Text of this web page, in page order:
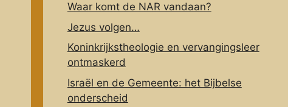
Waar komt de NAR vandaan?
Jezus volgen…
Koninkrijkstheologie en vervangingsleer
ontmaskerd
Israël en de Gemeente: het Bijbelse
onderscheid